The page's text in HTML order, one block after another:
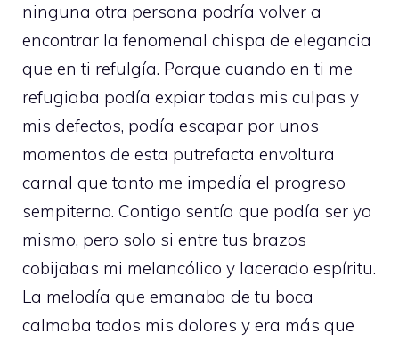
ninguna otra persona podría volver a
encontrar la fenomenal chispa de elegancia
que en ti refulgía. Porque cuando en ti me
refugiaba podía expiar todas mis culpas y
mis defectos, podía escapar por unos
momentos de esta putrefacta envoltura
carnal que tanto me impedía el progreso
sempiterno. Contigo sentía que podía ser yo
mismo, pero solo si entre tus brazos
cobijabas mi melancólico y lacerado espíritu.
La melodía que emanaba de tu boca
calmaba todos mis dolores y era más que